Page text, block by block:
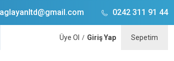
0242 311 91 44
Üye Ol / Giriş Yap Sepetim